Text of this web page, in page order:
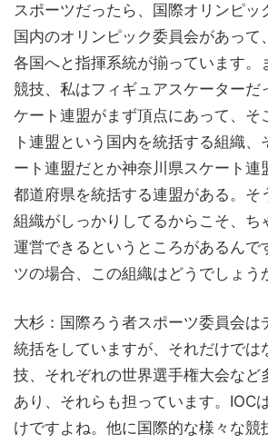
スポーツだったら、国際オリンピッ
国内のオリンピック委員会があって
各国へと指揮系統が揃っています。
競技、私はフィギュアスケーターだ
ケート連盟がまず頂点にあって、そ
ト連盟という国内を統括する組織、
ート連盟だとか神奈川県スケート連
都道府県を統括する連盟がある。そ
組織がしっかりしてるからこそ、ち
運営できるというところがあるんで
ツの場合、この組織はどうでしょう
大杉：国際ろう者スポーツ委員会は
統括をしていますが、それだけでは
技、それぞれの世界選手権大会など
あり、それらも担っています。IOC
けですよね。他に国際的な様々な競